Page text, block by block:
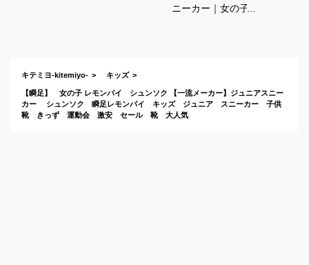
ニーカー｜女の子向
キテミヨ-kitemiyo- キッズ
【瞬足】 女の子 レモンパイ シュンソク 【一流メーカー】ジュニアスニー
カー シュンソク 瞬足レモンパイ キッズ ジュニア スニーカー 子供
靴 きっず 運動会 激安 セール 靴 大人気